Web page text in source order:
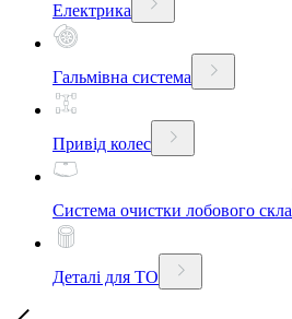
Електрика
Гальмівна система
Привід колес
Система очистки лобового скла
Деталі для ТО